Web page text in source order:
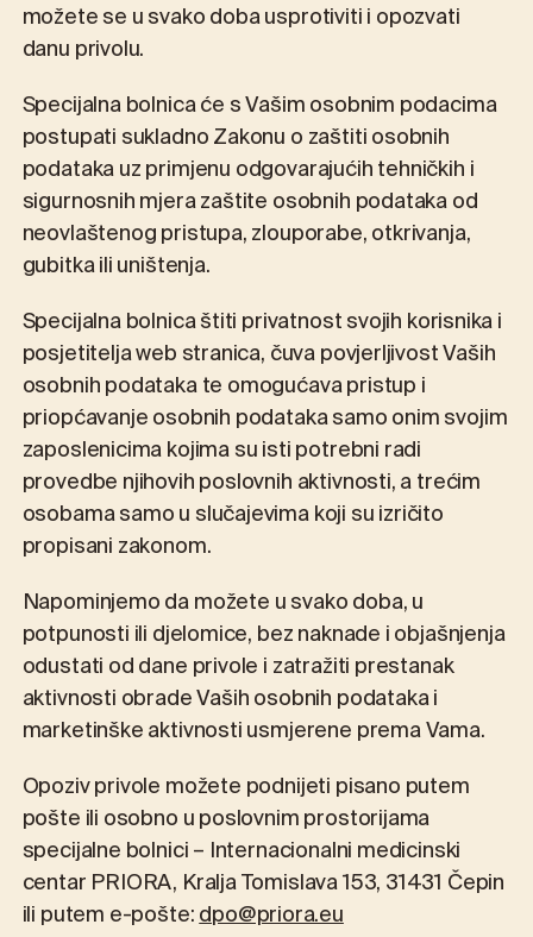
možete se u svako doba usprotiviti i opozvati
danu privolu.
Specijalna bolnica će s Vašim osobnim podacima
postupati sukladno Zakonu o zaštiti osobnih
podataka uz primjenu odgovarajućih tehničkih i
sigurnosnih mjera zaštite osobnih podataka od
neovlaštenog pristupa, zlouporabe, otkrivanja,
gubitka ili uništenja.
Specijalna bolnica štiti privatnost svojih korisnika i
posjetitelja web stranica, čuva povjerljivost Vaših
osobnih podataka te omogućava pristup i
priopćavanje osobnih podataka samo onim svojim
zaposlenicima kojima su isti potrebni radi
provedbe njihovih poslovnih aktivnosti, a trećim
osobama samo u slučajevima koji su izričito
propisani zakonom.
Napominjemo da možete u svako doba, u
potpunosti ili djelomice, bez naknade i objašnjenja
odustati od dane privole i zatražiti prestanak
aktivnosti obrade Vaših osobnih podataka i
marketinške aktivnosti usmjerene prema Vama.
Opoziv privole možete podnijeti pisano putem
pošte ili osobno u poslovnim prostorijama
specijalne bolnici – Internacionalni medicinski
centar PRIORA, Kralja Tomislava 153, 31431 Čepin
ili putem e-pošte:dpo@priora.eu